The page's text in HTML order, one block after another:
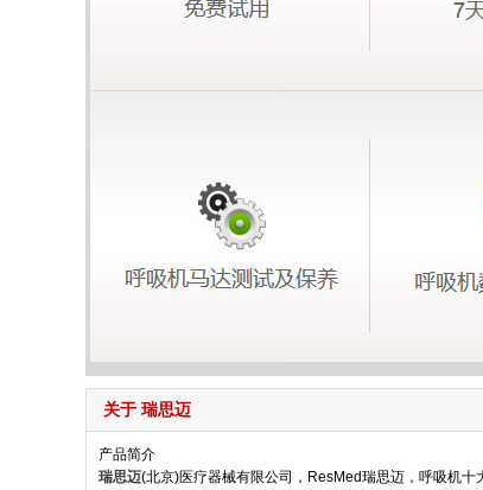
关于 瑞思迈
产品简介
瑞思迈(北京)医疗器械有限公司，ResMed瑞思迈，呼吸机